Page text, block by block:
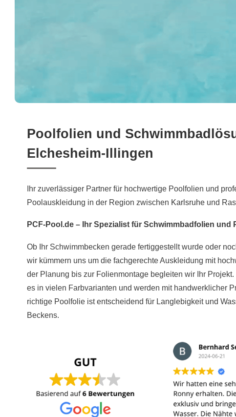
Poolfolien und
Elchesheim-Illingen
Ihr zuverlässiger Partner für hochwertige Poolfolien und
Poolauskleidung in der Region zwischen Karlsruhe und
PCF-Pool.de – Ihr Spezialist für Schwimmbadfolien und
Ob Ihr Schwimmbecken gerade fertiggestellt wurde oder
wir kümmern uns um die fachgerechte Auskleidung mit
der Planung bis zur Folienmontage begleiten wir Ihr
es in vielen Farbvarianten und werden mit handwerklicher
richtige Poolfolie ist entscheidend für Langlebigkeit und
Beckens.